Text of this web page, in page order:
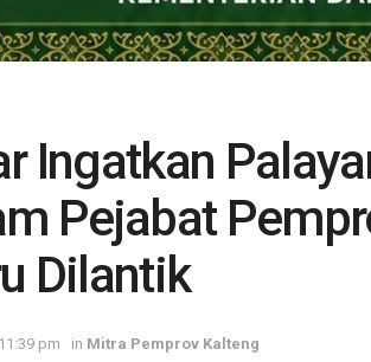
Ingatkan
Pejabat
Dilantik
pm in Mitra Pemprov Kalteng